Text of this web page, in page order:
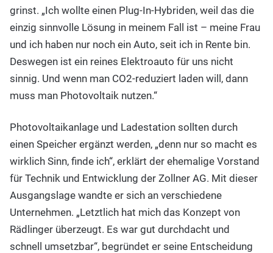
grinst. „Ich wollte einen Plug-In-Hybriden, weil das die
einzig sinnvolle Lösung in meinem Fall ist – meine Frau
und ich haben nur noch ein Auto, seit ich in Rente bin.
Deswegen ist ein reines Elektroauto für uns nicht
sinnig. Und wenn man CO2-reduziert laden will, dann
muss man Photovoltaik nutzen.“
Photovoltaikanlage und Ladestation sollten durch
einen Speicher ergänzt werden, „denn nur so macht es
wirklich Sinn, finde ich“, erklärt der ehemalige Vorstand
für Technik und Entwicklung der Zollner AG. Mit dieser
Ausgangslage wandte er sich an verschiedene
Unternehmen. „Letztlich hat mich das Konzept von
Rädlinger überzeugt. Es war gut durchdacht und
schnell umsetzbar“, begründet er seine Entscheidung